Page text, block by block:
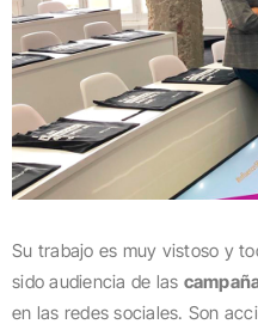
Su trabajo es muy vistoso y
sido audiencia de las
en las redes sociales. Son